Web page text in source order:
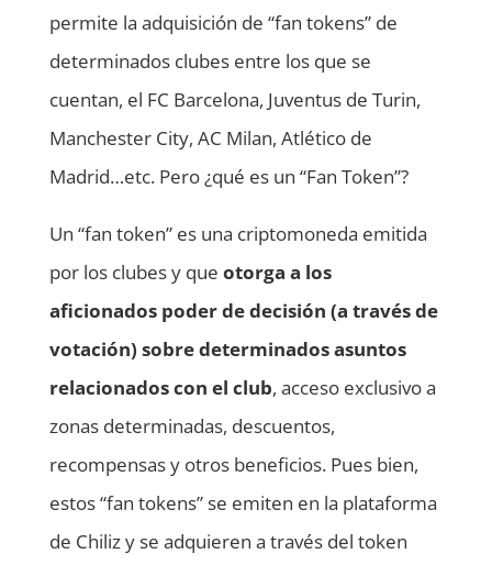
permite la adquisición de “fan tokens” de
determinados clubes entre los que se
cuentan, el FC Barcelona, Juventus de Turin,
Manchester City, AC Milan, Atlético de
Madrid…etc. Pero ¿qué es un “Fan Token”?
Un “fan token” es una criptomoneda emitida
por los clubes y que otorga a los
aficionados poder de decisión (a través de
votación) sobre determinados asuntos
relacionados con el club, acceso exclusivo a
zonas determinadas, descuentos,
recompensas y otros beneficios. Pues bien,
estos “fan tokens” se emiten en la plataforma
de Chiliz y se adquieren a través del token